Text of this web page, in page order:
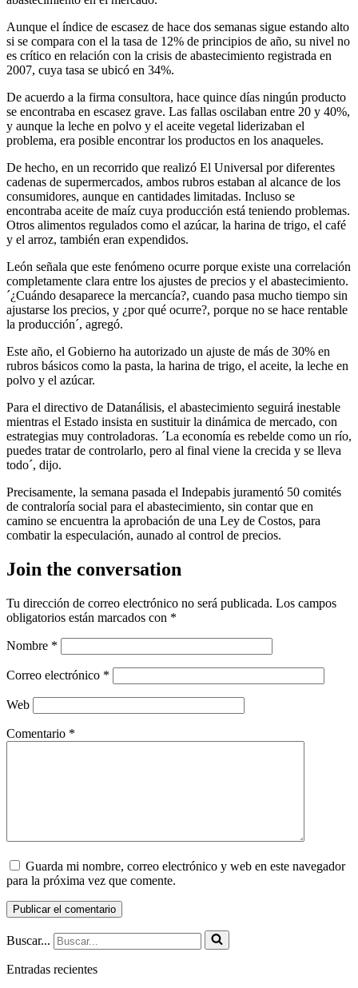
Aunque el índice de escasez de hace dos semanas sigue estando alto
si se compara con el la tasa de 12% de principios de año, su nivel no
es crítico en relación con la crisis de abastecimiento registrada en
2007, cuya tasa se ubicó en 34%.
De acuerdo a la firma consultora, hace quince días ningún producto
se encontraba en escasez grave. Las fallas oscilaban entre 20 y 40%,
y aunque la leche en polvo y el aceite vegetal liderizaban el
problema, era posible encontrar los productos en los anaqueles.
De hecho, en un recorrido que realizó El Universal por diferentes
cadenas de supermercados, ambos rubros estaban al alcance de los
consumidores, aunque en cantidades limitadas. Incluso se
encontraba aceite de maíz cuya producción está teniendo problemas.
Otros alimentos regulados como el azúcar, la harina de trigo, el café
y el arroz, también eran expendidos.
León señala que este fenómeno ocurre porque existe una correlación
completamente clara entre los ajustes de precios y el abastecimiento.
´¿Cuándo desaparece la mercancía?, cuando pasa mucho tiempo sin
ajustarse los precios, y ¿por qué ocurre?, porque no se hace rentable
la producción´, agregó.
Este año, el Gobierno ha autorizado un ajuste de más de 30% en
rubros básicos como la pasta, la harina de trigo, el aceite, la leche en
polvo y el azúcar.
Para el directivo de Datanálisis, el abastecimiento seguirá inestable
mientras el Estado insista en sustituir la dinámica de mercado, con
estrategias muy controladoras. ´La economía es rebelde como un río,
puedes tratar de controlarlo, pero al final viene la crecida y se lleva
todo´, dijo.
Precisamente, la semana pasada el Indepabis juramentó 50 comités
de contraloría social para el abastecimiento, sin contar que en
camino se encuentra la aprobación de una Ley de Costos, para
combatir la especulación, aunado al control de precios.
Join the conversation
Tu dirección de correo electrónico no será publicada. Los campos
obligatorios están marcados con *
Nombre *
Correo electrónico *
Web
Comentario *
Guarda mi nombre, correo electrónico y web en este navegador
para la próxima vez que comente.
Buscar...
Entradas recientes